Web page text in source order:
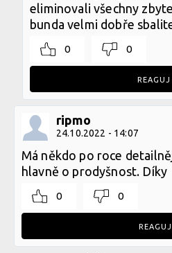
eliminovali všechny
bunda velmi dobře
0 0
REAGUJ
ripmo
24.10.2022 - 14:07
Má někdo po roce
hlavně o prodyšnost. Díky
0 0
REAGUJ